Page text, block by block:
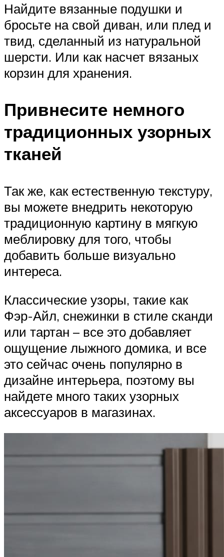
Найдите вязанные подушки и
бросьте на свой диван, или плед и
твид, сделанный из натуральной
шерсти. Или как насчет вязаных
корзин для хранения.
Привнесите немного
традиционных узорных
тканей
Так же, как естественную текстуру,
вы можете внедрить некоторую
традиционную картину в мягкую
меблировку для того, чтобы
добавить больше визуально
интереса.
Классические узоры, такие как
Фэр-Айл, снежинки в стиле сканди
или тартан – все это добавляет
ощущение лыжного домика, и все
это сейчас очень популярно в
дизайне интерьера, поэтому вы
найдете много таких узорных
аксессуаров в магазинах.